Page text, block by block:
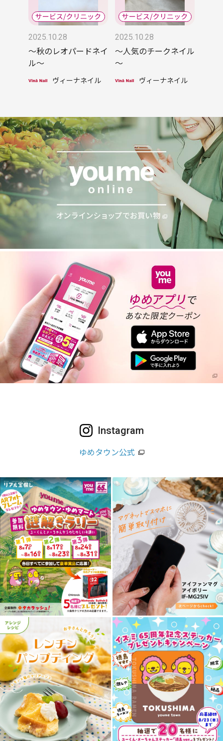
2025.10.28
～秋のレオパードネイ
ル～
ヴィーナネイル
2025.10.28
～人気のチークネイル
～
ヴィーナネイル
Instagram
ゆめタウン公式